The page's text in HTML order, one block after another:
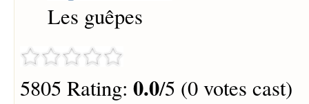
Les guêpes
5805 Rating: 0.0/5 (0 votes cast)